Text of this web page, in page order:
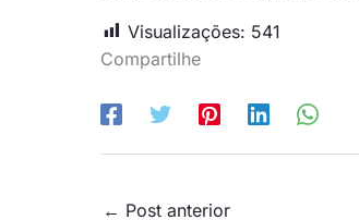
Visualizações: 541
Compartilhe
← Post anterior